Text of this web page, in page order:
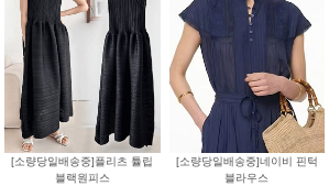
[소량당일배송중]플리츠 튤립
블랙원피스
[소량당일배송중]네이비 핀턱
블라우스